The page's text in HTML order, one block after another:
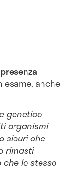
presenza
esame, anche
genetico
organismi
sicuri che
rimasti
lo stesso